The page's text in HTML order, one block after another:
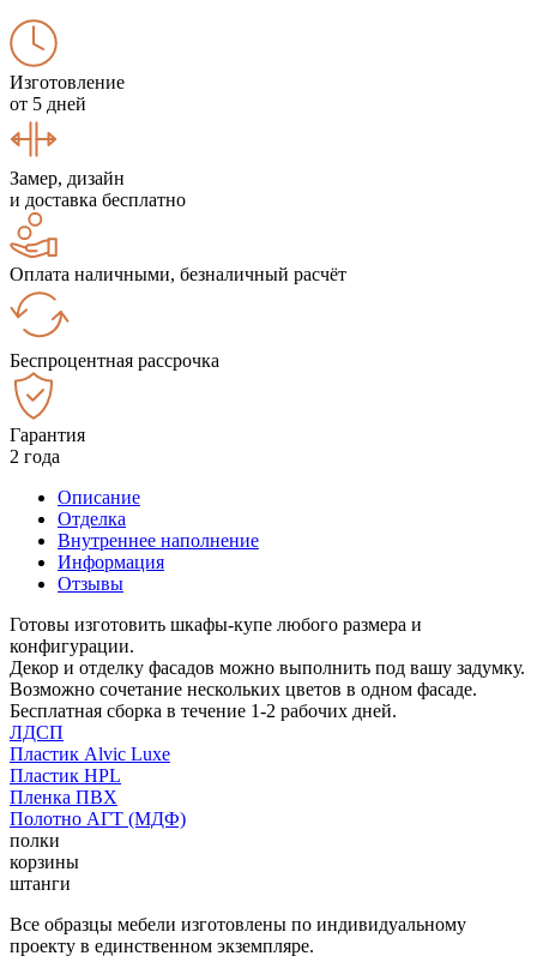
Изготовление
от 5 дней
Замер, дизайн
и доставка бесплатно
Оплата наличными, безналичный расчёт
Беспроцентная рассрочка
Гарантия
2 года
Описание
Отделка
Внутреннее наполнение
Информация
Отзывы
Готовы изготовить шкафы-купе любого размера и
конфигурации.
Декор и отделку фасадов можно выполнить под вашу задумку.
Возможно сочетание нескольких цветов в одном фасаде.
Бесплатная сборка в течение 1-2 рабочих дней.
ЛДСП
Пластик Alvic Luxe
Пластик HPL
Пленка ПВХ
Полотно АГТ (МДФ)
полки
корзины
штанги
Все образцы мебели изготовлены по индивидуальному
проекту в единственном экземпляре.